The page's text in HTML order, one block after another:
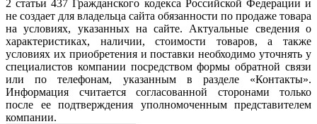
2 статьи 437 Гражданского кодекса Российской Федерации и
не создает для владельца сайта обязанности по продаже товара
на условиях, указанных на сайте. Актуальные сведения о
характеристиках, наличии, стоимости товаров, а также
условиях их приобретения и поставки необходимо уточнять у
специалистов компании посредством формы обратной связи
или по телефонам, указанным в разделе «Контакты».
Информация считается согласованной сторонами только
после ее подтверждения уполномоченным представителем
компании.